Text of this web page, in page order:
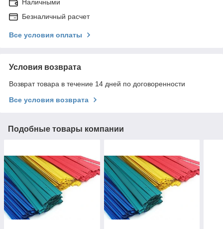
Наличными
Безналичный расчет
Все условия оплаты
Условия возврата
Возврат товара в течение 14 дней по договоренности
Все условия возврата
Подобные товары компании